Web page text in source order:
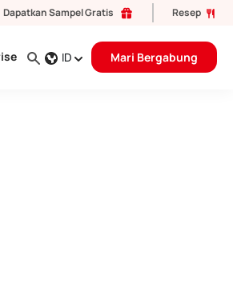
Dapatkan Sampel Gratis Resep
ID Mari Bergabung